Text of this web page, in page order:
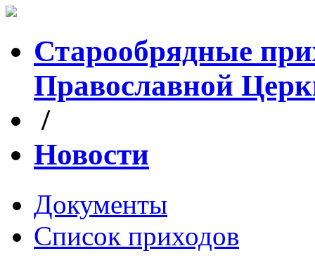
Старообрядные
Православной
/
Новости
Документы
Список приходов